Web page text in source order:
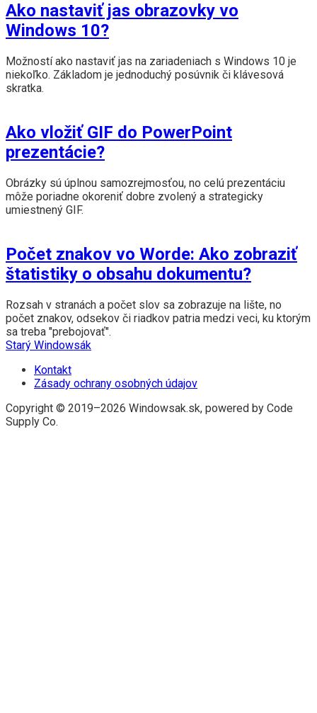
Ako nastaviť jas obrazovky vo
Windows 10?
Možností ako nastaviť jas na zariadeniach s Windows 10 je
niekoľko. Základom je jednoduchý posúvnik či klávesová
skratka.
Ako vložiť GIF do PowerPoint
prezentácie?
Obrázky sú úplnou samozrejmosťou, no celú prezentáciu
môže poriadne okoreniť dobre zvolený a strategicky
umiestnený GIF.
Počet znakov vo Worde: Ako zobraziť
štatistiky o obsahu dokumentu?
Rozsah v stranách a počet slov sa zobrazuje na lište, no
počet znakov, odsekov či riadkov patria medzi veci, ku ktorým
sa treba "prebojovať".
Starý Windowsák
Kontakt
Zásady ochrany osobných údajov
Copyright © 2019–2026 Windowsak.sk, powered by Code
Supply Co.